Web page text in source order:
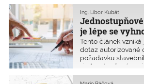
v malé vesnici, jiné
v nové zástavbě a
výstavbě v proluce
i velkého města.
na proslunění musí
většiny populace,
jednotlivce.
je lépe se
Ing. Libor Kubát
Tento článek
dotaz autorizované
požadavku
„jednostupňové
dokumentace vč.